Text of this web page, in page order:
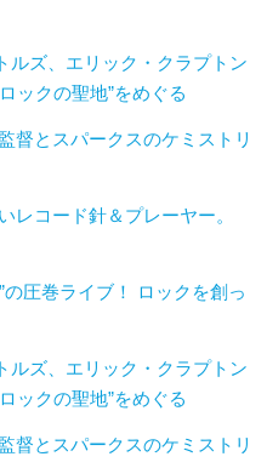
ルズ、エリック・クラプトン
ックの聖地”をめぐる
督とスパークスのケミストリ
レコード針＆プレーヤー。
圧巻ライブ！ ロックを創っ
ルズ、エリック・クラプトン
ックの聖地”をめぐる
督とスパークスのケミストリ